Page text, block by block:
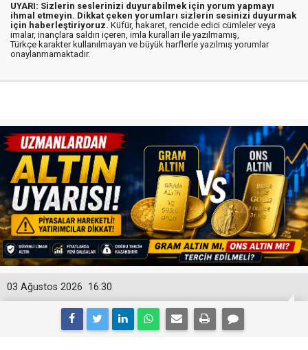
UYARI: Sizlerin seslerinizi duyurabilmek için yorum yapmayı
ihmal etmeyin. Dikkat çeken yorumları sizlerin sesinizi duyurmak
için haberleştiriyoruz. Küfür, hakaret, rencide edici cümleler veya
imalar, inançlara saldırı içeren, imla kuralları ile yazılmamış,
Türkçe karakter kullanılmayan ve büyük harflerle yazılmış yorumlar
onaylanmamaktadır.
16:30
03 Ağustos 2026